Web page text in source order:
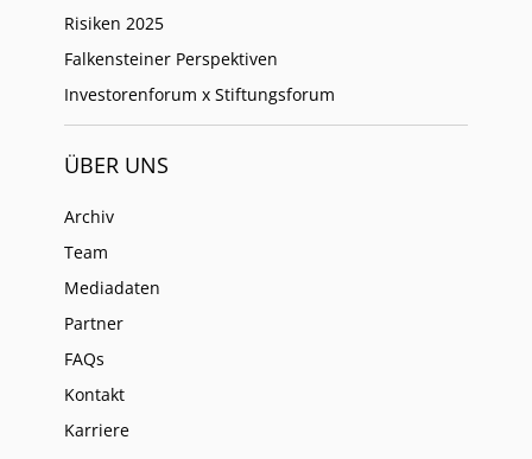
Risiken 2025
Falkensteiner Perspektiven
Investorenforum x Stiftungsforum
ÜBER UNS
Archiv
Team
Mediadaten
Partner
FAQs
Kontakt
Karriere